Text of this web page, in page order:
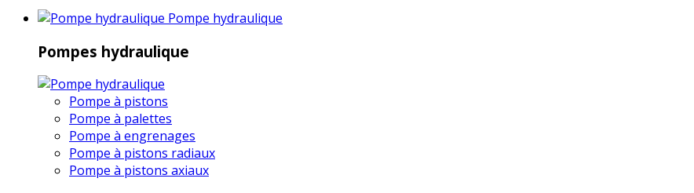
Pompe hydraulique
Pompes hydraulique
Pompe à pistons
Pompe à palettes
Pompe à engrenages
Pompe à pistons radiaux
Pompe à pistons axiaux